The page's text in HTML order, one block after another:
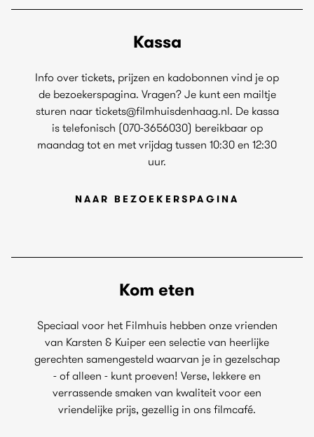
Kassa
Info over tickets, prijzen en kadobonnen vind je op
de bezoekerspagina. Vragen? Je kunt een mailtje
sturen naar tickets@filmhuisdenhaag.nl. De kassa
is telefonisch (070-3656030) bereikbaar op
maandag tot en met vrijdag tussen 10:30 en 12:30
uur.
NAAR BEZOEKERSPAGINA
Kom eten
Speciaal voor het Filmhuis hebben onze vrienden
van Karsten & Kuiper een selectie van heerlijke
gerechten samengesteld waarvan je in gezelschap
- of alleen - kunt proeven! Verse, lekkere en
verrassende smaken van kwaliteit voor een
vriendelijke prijs, gezellig in ons filmcafé.